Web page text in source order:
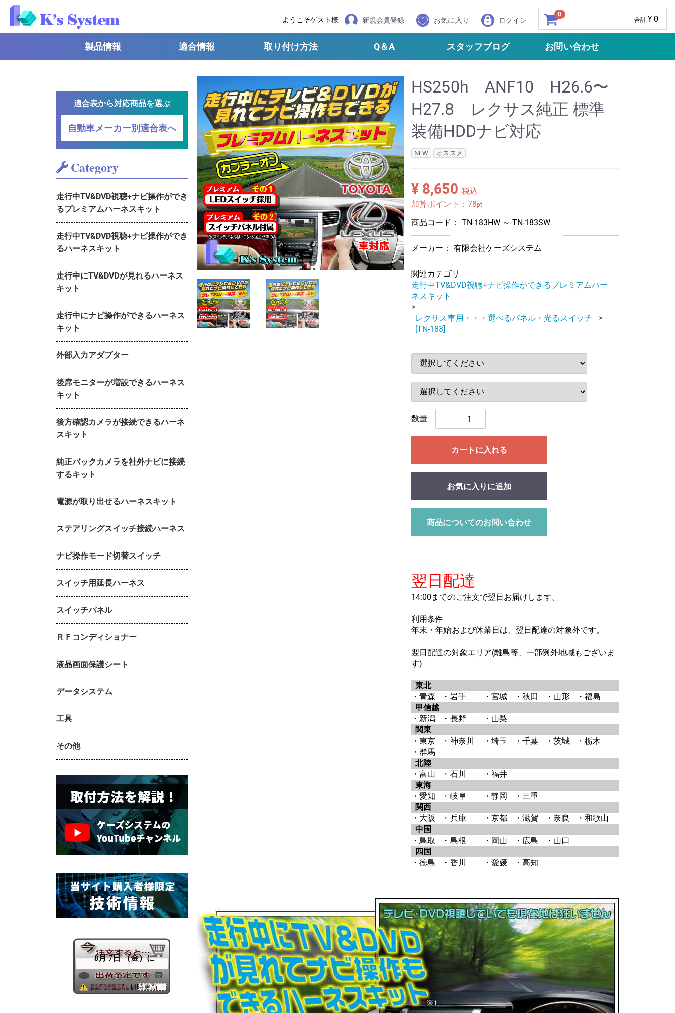
ようこそゲスト様 新規会員登録 お気に入り ログイン
0
合計 ¥ 0
製品情報 適合情報 取り付け方法 Q＆A スタッフブログ お問い合わせ
適合表から対応商品を選ぶ
自動車メーカー別適合表へ
Category
走行中TV&DVD視聴+ナビ操作ができ
るプレミアムハーネスキット
走行中TV&DVD視聴+ナビ操作ができ
るハーネスキット
走行中にTV&DVDが見れるハーネス
キット
走行中にナビ操作ができるハーネス
キット
外部入力アダプター
後席モニターが増設できるハーネス
キット
後方確認カメラが接続できるハーネ
スキット
純正バックカメラを社外ナビに接続
するキット
電源が取り出せるハーネスキット
ステアリングスイッチ接続ハーネス
ナビ操作モード切替スイッチ
スイッチ用延長ハーネス
スイッチパネル
ＲＦコンディショナー
液晶画面保護シート
データシステム
工具
その他
HS250h ANF10 H26.6〜
H27.8 レクサス純正 標準
装備HDDナビ対応
NEW オススメ
¥ 8,650 税込
加算ポイント： 78pt
商品コード： TN-183HW ～ TN-183SW
メーカー： 有限会社ケーズシステム
関連カテゴリ
走行中TV&DVD視聴+ナビ操作ができるプレミアムハー
ネスキット
レクサス車用・・・選べるパネル・光るスイッチ
[TN-183]
数量
カートに入れる
お気に入りに追加
商品についてのお問い合わせ
翌日配達
14:00までのご注文で翌日お届けします。
利用条件
年末・年始および休業日は、翌日配達の対象外です。
翌日配達の対象エリア(離島等、一部例外地域もございま
す)
東北
・青森
・岩手 ・宮城 ・秋田 ・山形
・福島
甲信越
・新潟
・長野
・山梨
関東
・東京
・神奈川 ・埼玉 ・千葉 ・茨城
・栃木
・群馬
北陸
・富山
・石川
・福井
東海
・愛知
・岐阜 ・静岡
・三重
関西
・大阪
・兵庫 ・京都 ・滋賀 ・奈良
・和歌山
中国
・鳥取
・島根 ・岡山 ・広島
・山口
四国
・徳島
・香川 ・愛媛 ・高知